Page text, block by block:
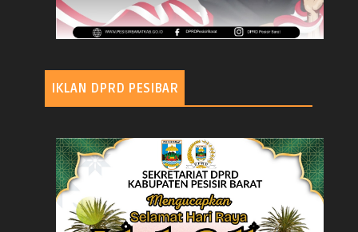
IKLAN DPRD PESIBAR